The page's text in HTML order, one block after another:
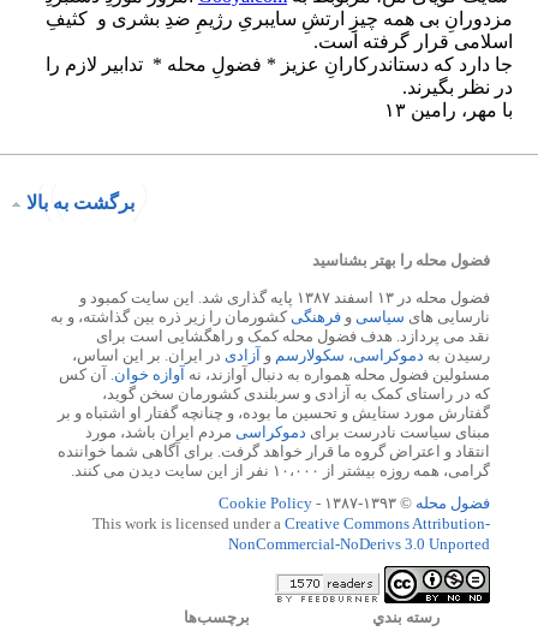
برگشت به بالا
فضول محله را بهتر بشناسید
فضول محله در ۱۳ اسفند ۱۳۸۷ پایه گذاری شد. این سایت کمبود و
نارسایی های سیاسی و فرهنگی کشورمان را زیر ذره بین گذاشته، و به
نقد می پردازد. هدف فضول محله کمک و راهگشایی است برای
رسیدن به دموکراسی، سکولارسم و آزادی در ایران. بر این اساس،
مسئولین فضول محله همواره به دنبال آوازند، نه آوازه خوان . آن کس
که در راستای کمک به آزادی و سربلندی کشورمان سخن گوید،
گفتارش مورد ستایش و تحسین ما بوده، و چنانچه گفتار او اشتباه و بر
مبنای سیاست نادرست برای دموکراسی مردم ایران باشد، مورد
انتقاد و اعتراض گروه ما قرار خواهد گرفت. برای آگاهی شما خواننده
گرامی، همه روزه بیشتر از ۱۰،۰۰۰ نفر از این سایت دیدن می کنند.
فضول محله © ۱۳۹۳-۱۳۸۷ -
Cookie Policy
This work is licensed under a Creative Commons Attribution-
NonCommercial-NoDerivs 3.0 Unported
رسته بندي برچسب‌ها